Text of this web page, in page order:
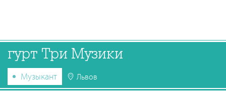
гурт Три Музики
Музыкант Львов